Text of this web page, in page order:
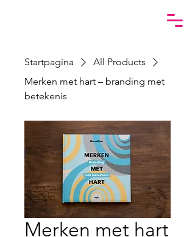
Startpagina
All Products
Merken met hart – branding met
betekenis
Merken met hart